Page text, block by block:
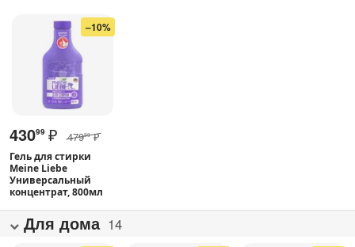
–10%
43099 ₽ 47999 ₽
Гель для стирки
Meine Liebe
Универсальный
концентрат, 800мл
Для дома 14